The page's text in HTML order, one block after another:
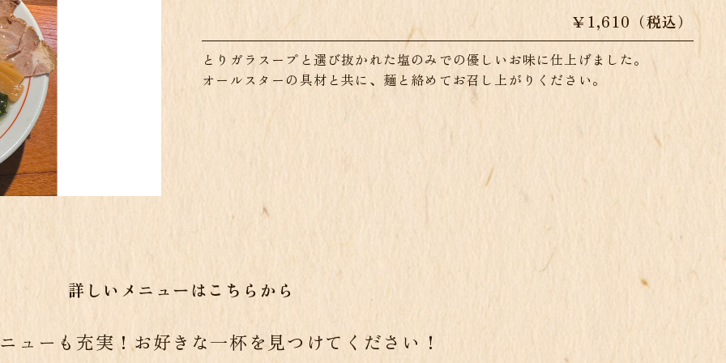
￥1,610（税込）
とりガラスープと選び抜かれた塩のみでの優しいお味に仕上げました。
オールスターの具材と共に、麺と絡めてお召し上がりください。
詳しいメニューはこちらから
ューも充実！お好きな一杯を見つけてください！